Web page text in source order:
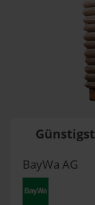
BayWa AG